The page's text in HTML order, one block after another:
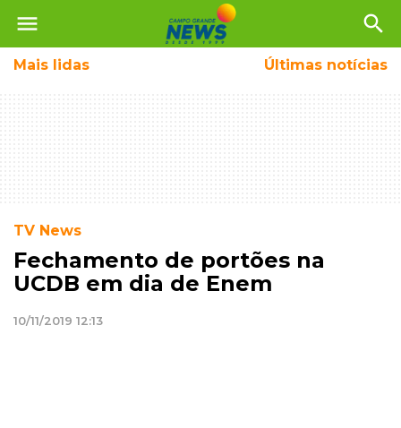
menu search
Mais lidas Últimas notícias
TV News
Fechamento de portões na
UCDB em dia de Enem
10/11/2019 12:13